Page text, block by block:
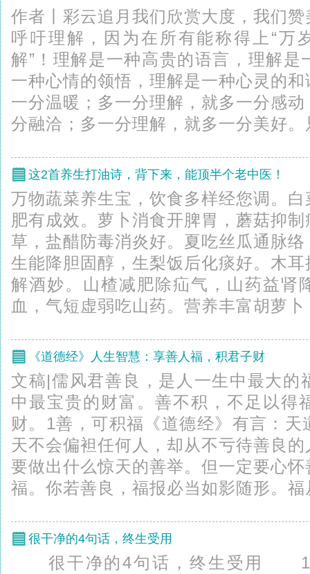
作者丨彩云追月我们欣赏大度，我们
呼吁理解，因为在所有能称得上“万
解”！理解是一种高贵的语言，理解是
一种心情的领悟，理解是一种心灵的
一分温暖；多一分理解，就多一分感
分融洽；多一分理解，就多一分美好
这2首养生打油诗，背下来，能顶半个老中医！
万物蔬菜养生宝，饮食多样经您调。
肥有成效。萝卜消食开脾胃，蘑菇抑
草，盐醋防毒消炎好。夏吃丝瓜通脉
生能降胆固醇，生梨饭后化痰好。木
解酒妙。山楂减肥除疝气，山药益肾
血，气短虚弱吃山药。营养丰富胡萝
《道德经》人生智慧：享善人福，积君子财
文稿|儒风君善良，是人一生中最大的
中最宝贵的财富。善不积，不足以得
财。1善，可积福《道德经》有言：
天不会偏袒任何人，却从不亏待善良
要做出什么惊天的善举。但一定要心
福。你若善良，福报必当如影随形。
很干净的4句话，终生受用
很干净的4句话，终生受用